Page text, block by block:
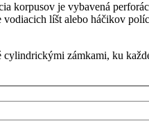
je vybavená
líšt alebo háčikov
cylindrickými zámkami, ku